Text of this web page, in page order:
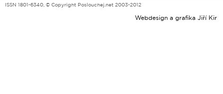
ISSN 1801-6340, © Copyright Poslouchej.net 2003-2012
Webdesign a grafika Jiří Kir